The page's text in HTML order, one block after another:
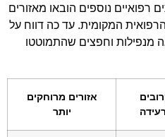
רפואיים נוספים הובאו מאזורים
המקומית. עד כה דווח על
מנפילות וחפצים שהתמוטטו
אזורים מרוחקים
יותר